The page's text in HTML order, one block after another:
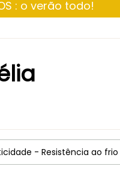
: o verão todo!
- Resistência ao frio